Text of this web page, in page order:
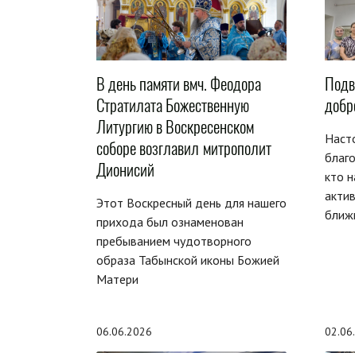
В день памяти вмч. Феодора
Стратилата Божественную
Литургию в Воскресенском
соборе возглавил митрополит
Дионисий
Этот Воскресный день для нашего
прихода был ознаменован
пребыванием чудотворного
образа Табынской иконы Божией
Матери
кто
06.06.2026